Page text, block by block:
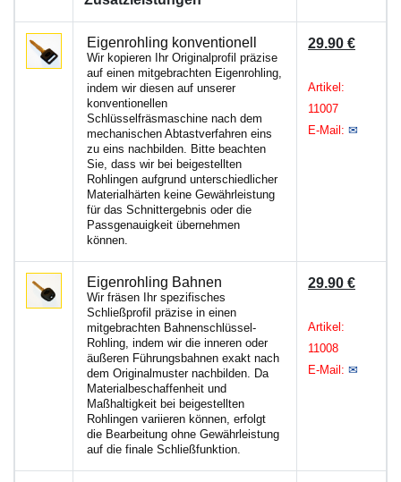
Eigenrohling konventionell
Wir kopieren Ihr Originalprofil präzise
auf einen mitgebrachten Eigenrohling,
indem wir diesen auf unserer
konventionellen
Schlüsselfräsmaschine nach dem
mechanischen Abtastverfahren eins
zu eins nachbilden. Bitte beachten
Sie, dass wir bei beigestellten
Rohlingen aufgrund unterschiedlicher
Materialhärten keine Gewährleistung
für das Schnittergebnis oder die
Passgenauigkeit übernehmen
können.
29.90 €
Artikel:
11007
E-Mail: ✉
Eigenrohling Bahnen
Wir fräsen Ihr spezifisches
Schließprofil präzise in einen
mitgebrachten Bahnenschlüssel-
Rohling, indem wir die inneren oder
äußeren Führungsbahnen exakt nach
dem Originalmuster nachbilden. Da
Materialbeschaffenheit und
Maßhaltigkeit bei beigestellten
Rohlingen variieren können, erfolgt
die Bearbeitung ohne Gewährleistung
auf die finale Schließfunktion.
29.90 €
Artikel:
11008
E-Mail: ✉